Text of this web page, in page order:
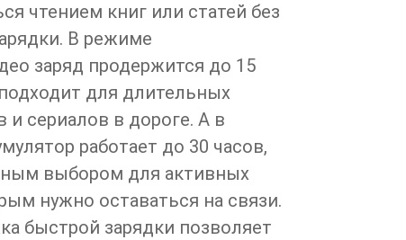
чтением книг или статей без
В режиме
заряд продержится до 15
для длительных
сериалов в дороге. А в
работает до 30 часов,
выбором для активных
нужно оставаться на связи.
быстрой зарядки позволяет